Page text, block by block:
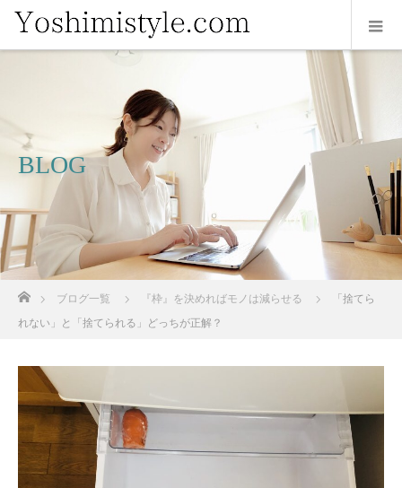
BLOG
ブログ一覧 『枠』を決めればモノは減らせる
「捨てら
れない」と「捨てられる」どっちが正解？